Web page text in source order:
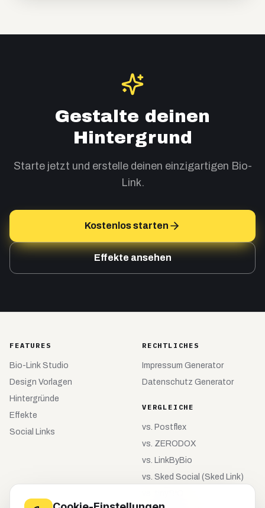
Gestalte deinen
Hintergrund
Starte jetzt und erstelle deinen einzigartigen Bio-
Link.
Kostenlos starten
Effekte ansehen
FEATURES
Bio-Link Studio
Design Vorlagen
Hintergründe
Effekte
Social Links
RECHTLICHES
Impressum Generator
Datenschutz Generator
VERGLEICHE
vs. Postflex
vs. ZERODOX
vs. LinkByBio
vs. Sked Social (Sked Link)